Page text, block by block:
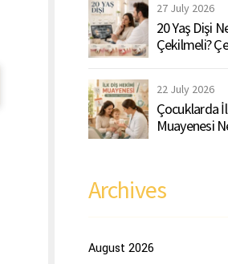
27 July 2026
20 Yaş Dişi
Çekilmeli?
22 July 2026
Çocuklarda
Muayenesi
Archives
August 2026